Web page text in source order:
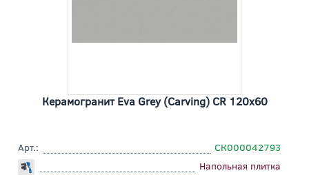
Керамогранит Eva Grey (Carving) CR 120x60
Арт.:
СК000042793
Напольная плитка